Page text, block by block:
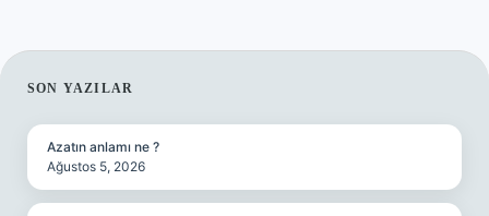
SIDEBAR
SON YAZILAR
Azatın anlamı ne ?
Ağustos 5, 2026